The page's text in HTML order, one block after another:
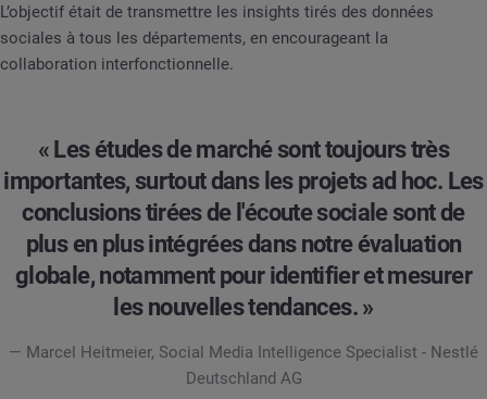
L’objectif était de transmettre les insights tirés des données
sociales à tous les départements, en encourageant la
collaboration interfonctionnelle.
« Les études de marché sont toujours très
importantes, surtout dans les projets ad hoc. Les
conclusions tirées de l'écoute sociale sont de
plus en plus intégrées dans notre évaluation
globale, notamment pour identifier et mesurer
les nouvelles tendances. »
— Marcel Heitmeier, Social Media Intelligence Specialist - Nestlé
Deutschland AG